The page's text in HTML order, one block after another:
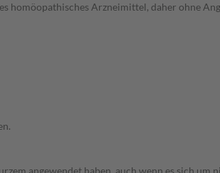
Arzneimittel, daher ohne
angewendet haben, auch wenn es sich